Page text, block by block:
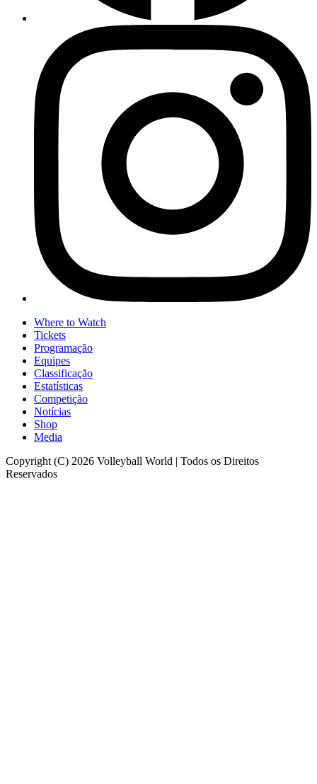
Where to Watch
Tickets
Programação
Equipes
Classificação
Estatísticas
Competição
Notícias
Shop
Media
Copyright (C) 2026 Volleyball World | Todos os Direitos
Reservados